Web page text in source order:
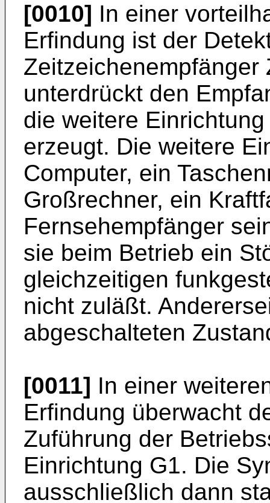
[0010] In einer
Erfindung ist der
Zeitzeichenempfänger
unterdrückt den
die weitere
erzeugt. Die weitere
Computer, ein
Großrechner, ein
Fernsehempfänger
sie beim Betrieb ein
gleichzeitigen
nicht zuläßt.
abgeschalteten
[0011] In einer
Erfindung überwacht
Zuführung der
Einrichtung G1. Die
ausschließlich dann